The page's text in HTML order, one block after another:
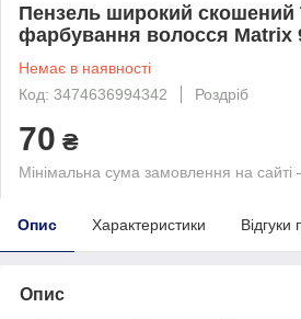
Пензель широкий скошений
фарбування волосся Matrix
Немає в наявності
Код: 3474636994342
Роздріб
70 ₴
Мінімальна сума замовлення на
Опис Характеристики Відгуки
Опис